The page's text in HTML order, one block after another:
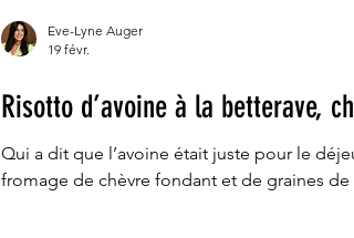
Risotto d’avoine à la betterave,
Qui a dit que l’avoine était juste pour le
fromage de chèvre fondant et de graines
Eve-Lyne Auger
19 févr.